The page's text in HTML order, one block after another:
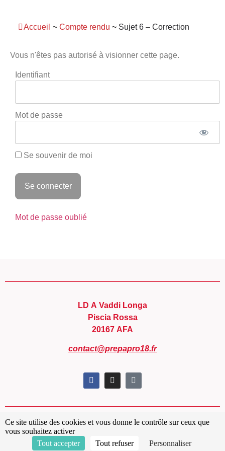
Accueil ~ Compte rendu ~ Sujet 6 – Correction
Vous n'êtes pas autorisé à visionner cette page.
Identifiant
Mot de passe
Se souvenir de moi
Mot de passe oublié
LD A Vaddi Longa
Piscia Rossa
20167 AFA
contact@prepapro18.fr
Conditions générales de ventes
Politique de confidentialité
Ce site utilise des cookies et vous donne le contrôle sur ceux que
vous souhaitez activer
Tout accepter
Tout refuser Personnaliser